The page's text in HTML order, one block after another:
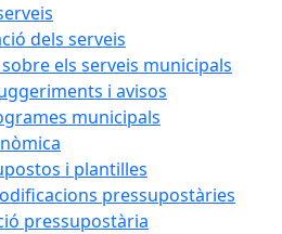
dels serveis
els serveis municipals
i avisos
municipals
i plantilles
pressupostàries
pressupostària